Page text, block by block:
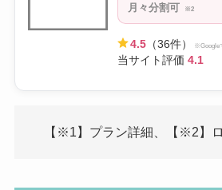
月々分割可 ※2
4.5（36件） ※Google
当サイト評価 4.1
【※1】プラン詳細、【※2】